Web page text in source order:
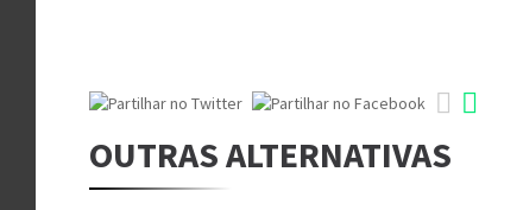
OUTRAS ALTERNATIVAS